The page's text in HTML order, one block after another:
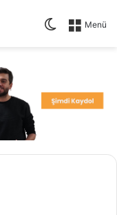
Menü
Dış